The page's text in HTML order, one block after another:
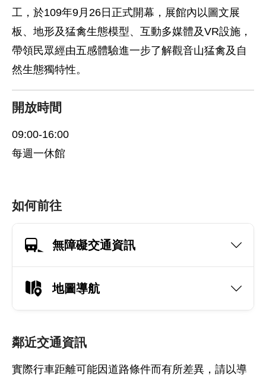
工，於109年9月26日正式開幕，展館內以圖文展
板、地形及猛禽生態模型、互動多媒體及VR設施，
帶領民眾經由五感體驗進一步了解觀音山猛禽及自
然生態獨特性。
開放時間
09:00-16:00
每週一休館
如何前往
無障礙交通資訊
地圖導航
鄰近交通資訊
實際行車距離可能因道路條件而有所差異，請以導